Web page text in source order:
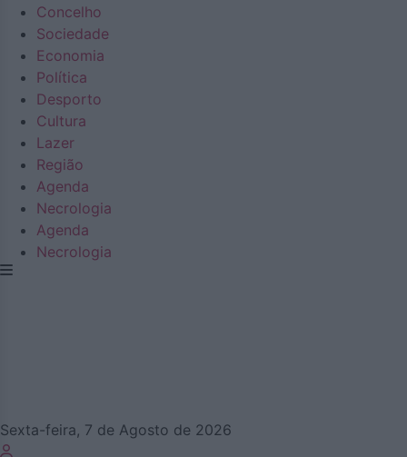
Concelho
Sociedade
Economia
Política
Desporto
Cultura
Lazer
Região
Agenda
Necrologia
Agenda
Necrologia
Sexta-feira, 7 de Agosto de 2026